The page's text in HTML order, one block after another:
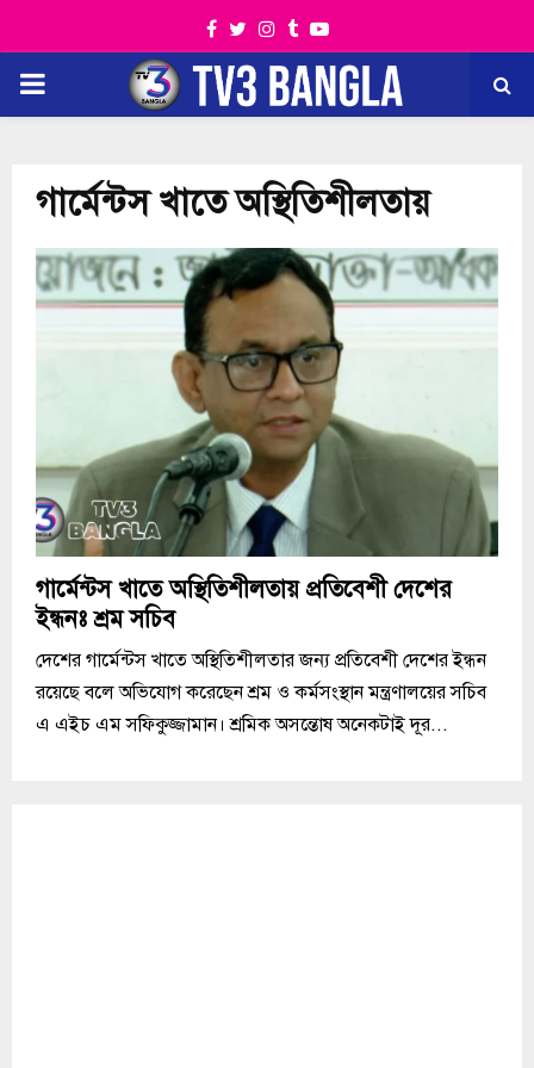
Facebook
TwitterInstagram
TumblrYoutube
PRIMARY
গার্মেন্টস খাতে অস্থিতিশীলতায়
গার্মেন্টস খাতে অস্থিতিশীলতায় প্রতিবেশী দেশের
ইন্ধনঃ শ্রম সচিব
দেশের গার্মেন্টস খাতে অস্থিতিশীলতার জন্য প্রতিবেশী দেশের ইন্ধন
রয়েছে বলে অভিযোগ করেছেন শ্রম ও কর্মসংস্থান মন্ত্রণালয়ের সচিব
এ এইচ এম সফিকুজ্জামান। শ্রমিক অসন্তোষ অনেকটাই দূর...